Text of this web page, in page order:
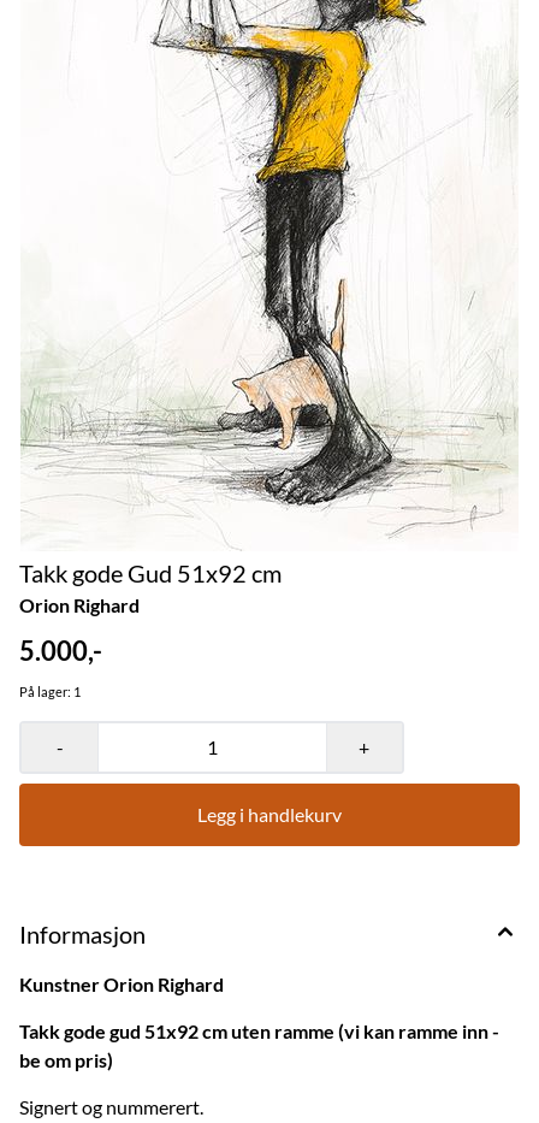
Takk gode Gud 51x92 cm
Orion Righard
5.000,-
På lager: 1
- +
Legg i handlekurv
Informasjon
Kunstner Orion Righard
Takk gode gud 51x92 cm uten ramme (vi kan ramme inn -
be om pris)
Signert og nummerert.